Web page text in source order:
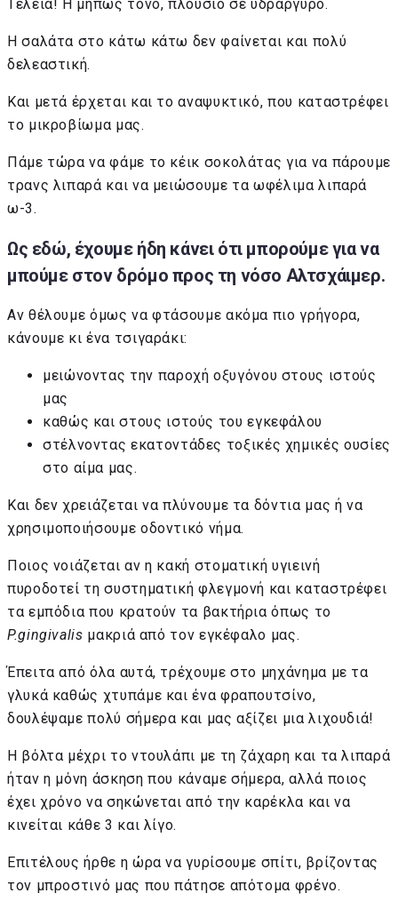
Τέλεια! Η μήπως τόνο, πλούσιο σε υδράργυρο.
Η σαλάτα στο κάτω κάτω δεν φαίνεται και πολύ
δελεαστική.
Και μετά έρχεται και το αναψυκτικό, που καταστρέφει
το μικροβίωμα μας.
Πάμε τώρα να φάμε το κέικ σοκολάτας για να πάρουμε
τρανς λιπαρά και να μειώσουμε τα ωφέλιμα λιπαρά
ω-3.
Ως εδώ, έχουμε ήδη κάνει ότι μπορούμε για να
μπούμε στον δρόμο προς τη νόσο Αλτσχάιμερ.
Αν θέλουμε όμως να φτάσουμε ακόμα πιο γρήγορα,
κάνουμε κι ένα τσιγαράκι:
μειώνοντας την παροχή οξυγόνου στους ιστούς
μας
καθώς και στους ιστούς του εγκεφάλου
στέλνοντας εκατοντάδες τοξικές χημικές ουσίες
στο αίμα μας.
Και δεν χρειάζεται να πλύνουμε τα δόντια μας ή να
χρησιμοποιήσουμε οδοντικό νήμα.
Ποιος νοιάζεται αν η κακή στοματική υγιεινή
πυροδοτεί τη συστηματική φλεγμονή και καταστρέφει
τα εμπόδια που κρατούν τα βακτήρια όπως το
P.gingivalis μακριά από τον εγκέφαλο μας.
Έπειτα από όλα αυτά, τρέχουμε στο μηχάνημα με τα
γλυκά καθώς χτυπάμε και ένα φραπουτσίνο,
δουλέψαμε πολύ σήμερα και μας αξίζει μια λιχουδιά!
Η βόλτα μέχρι το ντουλάπι με τη ζάχαρη και τα λιπαρά
ήταν η μόνη άσκηση που κάναμε σήμερα, αλλά ποιος
έχει χρόνο να σηκώνεται από την καρέκλα και να
κινείται κάθε 3 και λίγο.
Επιτέλους ήρθε η ώρα να γυρίσουμε σπίτι, βρίζοντας
τον μπροστινό μας που πάτησε απότομα φρένο.